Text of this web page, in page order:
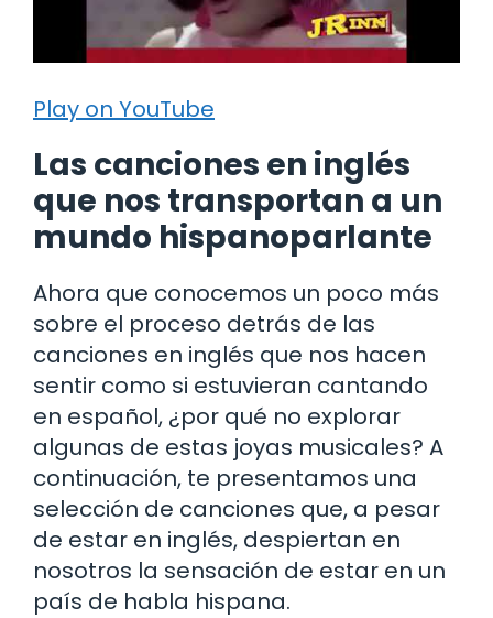
Play on YouTube
Las canciones en inglés
que nos transportan a un
mundo hispanoparlante
Ahora que conocemos un poco más
sobre el proceso detrás de las
canciones en inglés que nos hacen
sentir como si estuvieran cantando
en español, ¿por qué no explorar
algunas de estas joyas musicales? A
continuación, te presentamos una
selección de canciones que, a pesar
de estar en inglés, despiertan en
nosotros la sensación de estar en un
país de habla hispana.